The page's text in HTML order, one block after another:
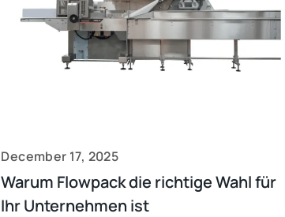
December 17, 2025
Warum Flowpack die richtige Wahl für
Ihr Unternehmen ist